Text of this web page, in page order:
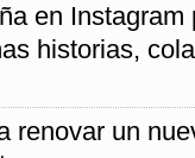
en
historias,
renovar un